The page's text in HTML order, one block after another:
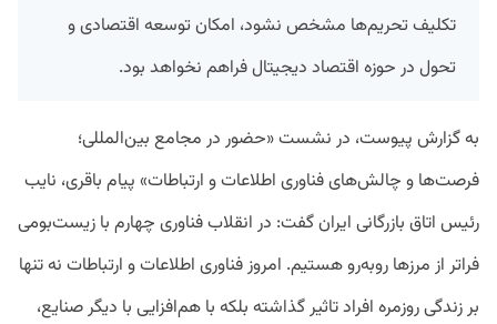
تکلیف تحریم‌ها مشخص نشود، امکان توسعه اقتصادی و
تحول در حوزه اقتصاد دیجیتال فراهم نخواهد بود.
به گزارش پیوست، در نشست «حضور در مجامع بین‌المللی؛
فرصت‌ها و چالش‌های فناوری اطلاعات و ارتباطات» پیام باقری، نایب
رئیس اتاق بازرگانی ایران گفت: در انقلاب فناوری چهارم با زیست‌بومی
فراتر از مرزها روبه‌رو هستیم. امروز فناوری اطلاعات و ارتباطات نه تنها
بر زندگی روزمره افراد تاثیر گذاشته بلکه با هم‌افزایی با دیگر صنایع،